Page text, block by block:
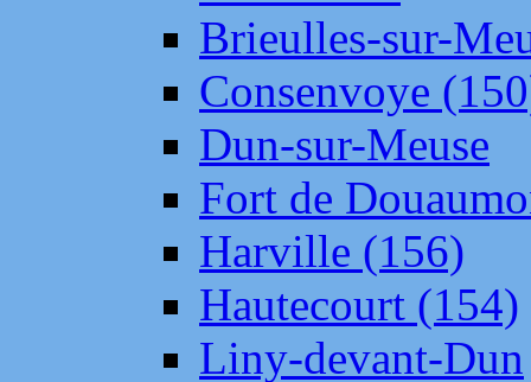
Brieulles-sur-
Consenvoye
Dun-sur-Meuse
Fort de
Harville (156)
Hautecourt (154)
Liny-devant-Dun